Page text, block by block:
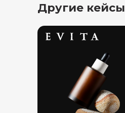
Другие кейсы